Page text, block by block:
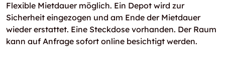
Flexible Mietdauer möglich. Ein Depot wird zur
Sicherheit eingezogen und am Ende der Mietdauer
wieder erstattet. Eine Steckdose vorhanden. Der Raum
kann auf Anfrage sofort online besichtigt werden.